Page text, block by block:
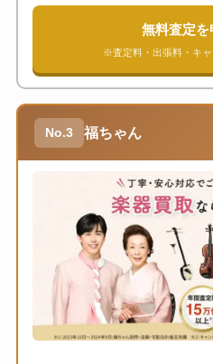
無料査定を
※査定料・出張料・キ
No.3 福ちゃん